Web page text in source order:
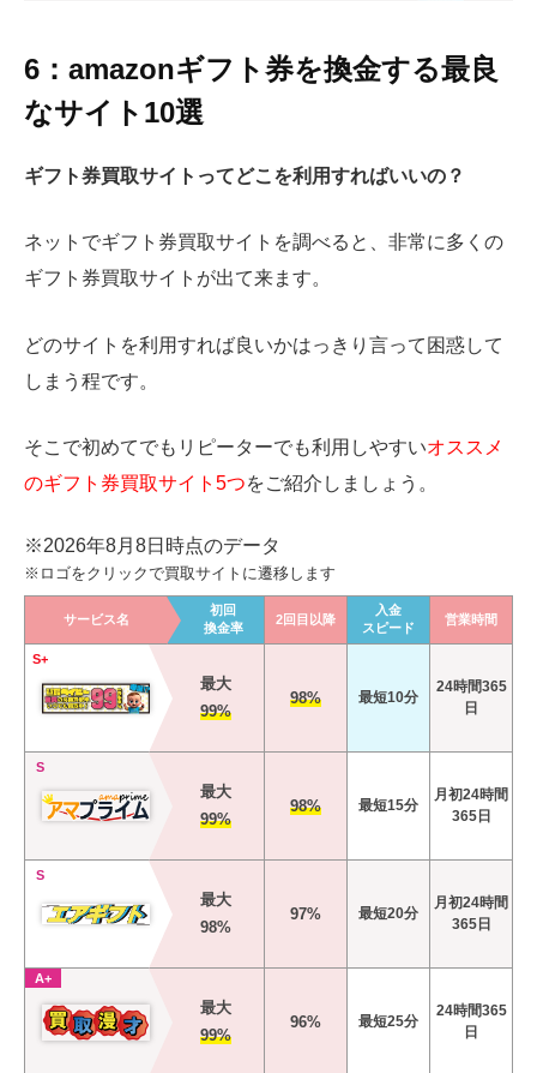
6：amazonギフト券を換金する最良
なサイト10選
ギフト券買取サイトってどこを利用すればいいの？
ネットでギフト券買取サイトを調べると、非常に多くの
ギフト券買取サイトが出て来ます。
どのサイトを利用すれば良いかはっきり言って困惑して
しまう程です。
そこで初めてでもリピーターでも利用しやすいオススメ
のギフト券買取サイト5つをご紹介しましょう。
※2026年8月8日時点のデータ
※ロゴをクリックで買取サイトに遷移します
サービス名
初回
換金率
2回目以降
入金
スピード
営業時間
S+
最大
99%
98% 最短10分
24時間365
日
S
最大
99%
98% 最短15分
月初24時間
365日
S
最大
98%
97% 最短20分
月初24時間
365日
A+
最大
99%
96% 最短25分
24時間365
日